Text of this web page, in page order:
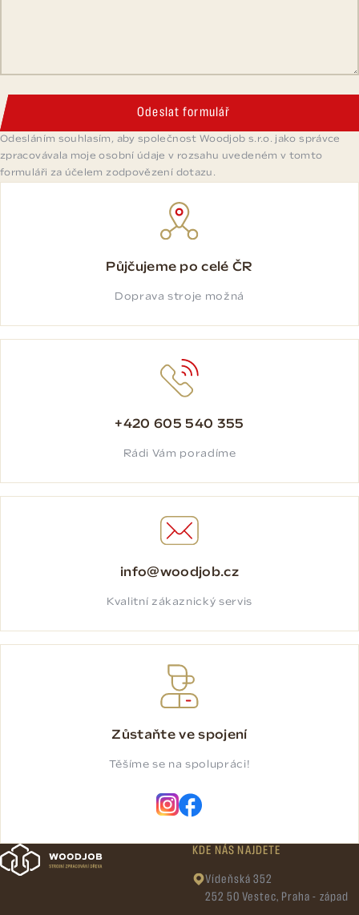
Odeslat formulář
Odesláním souhlasím, aby společnost Woodjob s.r.o. jako správce
zpracovávala moje osobní údaje v rozsahu uvedeném v tomto
formuláři za účelem zodpovězení dotazu.
Půjčujeme po celé ČR
Doprava stroje možná
+420 605 540 355
Rádi Vám poradíme
info@woodjob.cz
Kvalitní zákaznický servis
Zůstaňte ve spojení
Těšíme se na spolupráci!
KDE NÁS NAJDETE
Vídeňská 352
252 50 Vestec, Praha - západ